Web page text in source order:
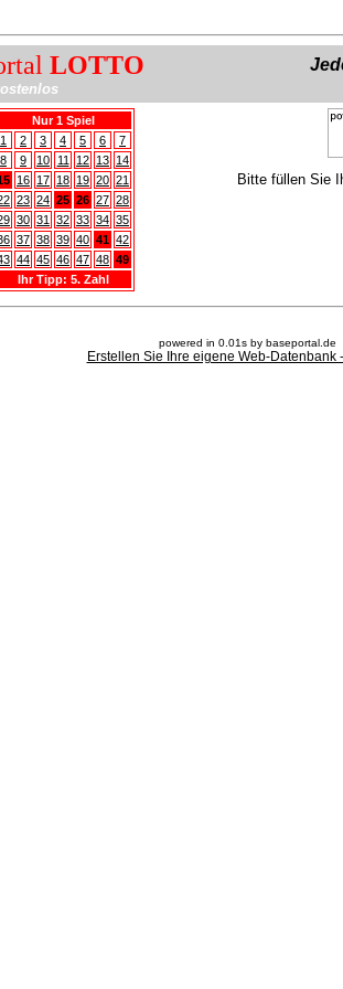
LOTTO
Nur 1 Spiel
1
2 3 4 5 6
7
8
9 10 11 12 13 14
16 17 18 19 20 21
23 24 25 26 27 28
30 31 32 33 34 35
37 38 39 40 41 42
44 45 46 47 48 49
Ihr Tipp: 5. Zahl
Bitte füllen Sie
powered in 0.01s by baseportal.de
Erstellen Sie Ihre eigene Web-Datenbank